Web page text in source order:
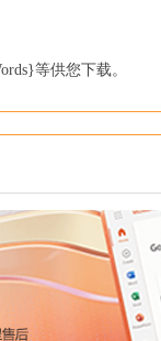
等供您下载。